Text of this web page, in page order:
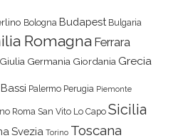
Bologna Budapest Bulgaria
Romagna Ferrara
Germania Giordania Grecia
Palermo Perugia Piemonte
Roma San Vito Lo Capo Sicilia
Svezia Torino Toscana